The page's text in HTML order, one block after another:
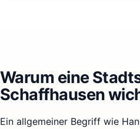
Warum eine
Schaffhausen
Ein allgemeiner Begriff wie